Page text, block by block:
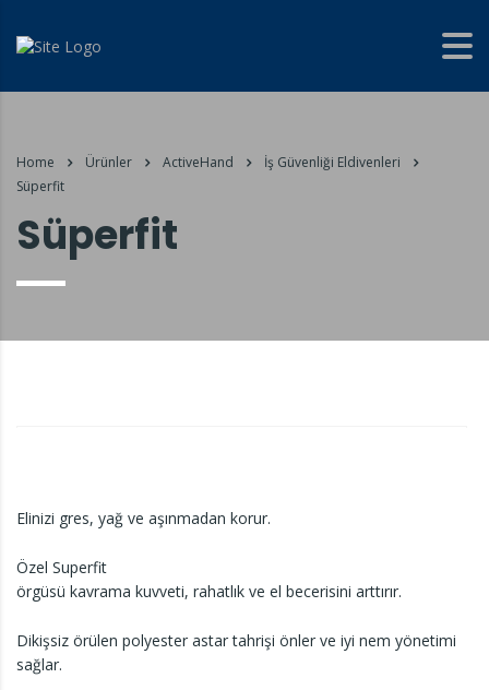
Home Ürünler ActiveHand
İş Güvenliği Eldivenleri
Süperfit
Süperfit
Elinizi gres, yağ ve aşınmadan korur.
Özel Superfit
örgüsü kavrama kuvveti, rahatlık ve el becerisini arttırır.
Dikişsiz örülen polyester astar tahrişi önler ve iyi nem yönetimi
sağlar.